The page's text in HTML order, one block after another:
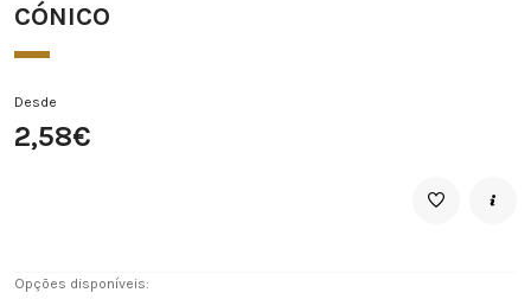
CÓNICO
Desde
2,58€
Opções disponíveis: